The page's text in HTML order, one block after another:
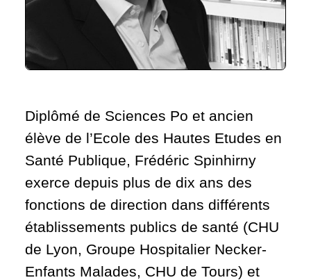
Diplômé de Sciences Po et ancien
élève de l’Ecole des Hautes Etudes en
Santé Publique, Frédéric Spinhirny
exerce depuis plus de dix ans des
fonctions de direction dans différents
établissements publics de santé (CHU
de Lyon, Groupe Hospitalier Necker-
Enfants Malades, CHU de Tours) et